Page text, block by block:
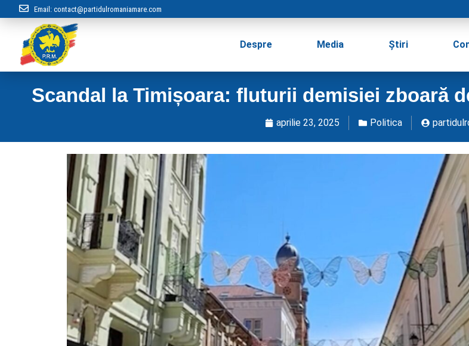
Email: contact@partidulromaniamare.com
Despre Media Știri
Scandal la Timișoara: fluturii demisiei zboară
aprilie 23, 2025 Politica